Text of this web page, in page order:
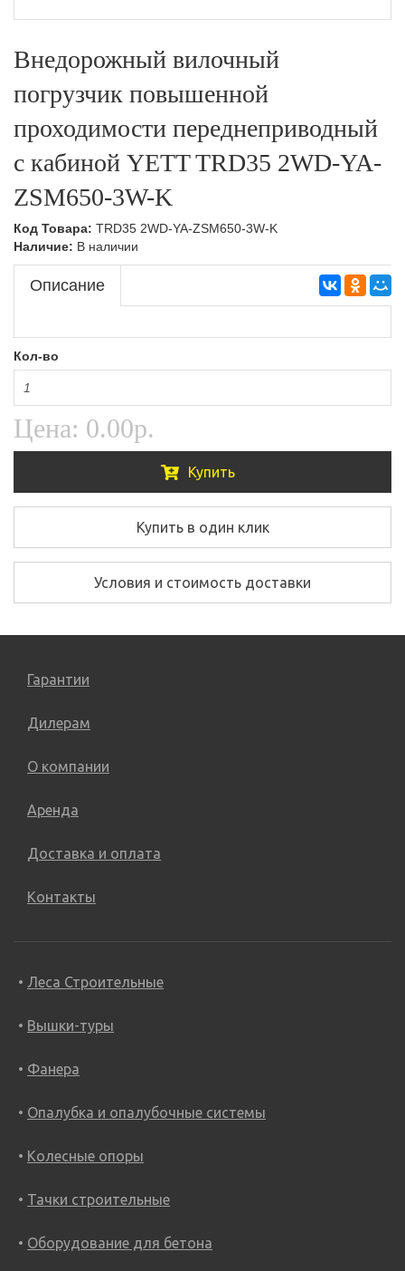
Тележки с весами,Складская техника
Самоходные штабелеры
Самоходные штабелеры,Складская техника
Электроштабелеры,Складская техника
Внедорожный вилочный
погрузчик повышенной
проходимости переднеприводный
с кабиной YETT TRD35 2WD-YA-
ZSM650-3W-K
Код Товара: TRD35 2WD-YA-ZSM650-3W-K
Наличие: В наличии
Описание
Кол-во
Цена: 0.00р.
Купить
Купить в один клик
Условия и стоимость доставки
Гарантии
Дилерам
О компании
Аренда
Доставка и оплата
Контакты
Леса Строительные
Вышки-туры
Фанера
Опалубка и опалубочные системы
Колесные опоры
Тачки строительные
Оборудование для бетона